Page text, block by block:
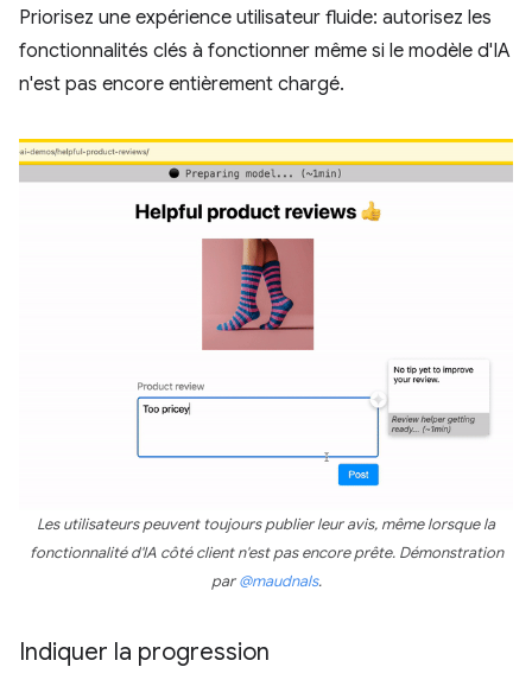
Priorisez une expérience utilisateur fluide: autorisez les
fonctionnalités clés à fonctionner même si le modèle d'IA
n'est pas encore entièrement chargé.
Les utilisateurs peuvent toujours publier leur avis, même lorsque la
fonctionnalité d'IA côté client n'est pas encore prête. Démonstration
par@maudnals.
Indiquer la progression